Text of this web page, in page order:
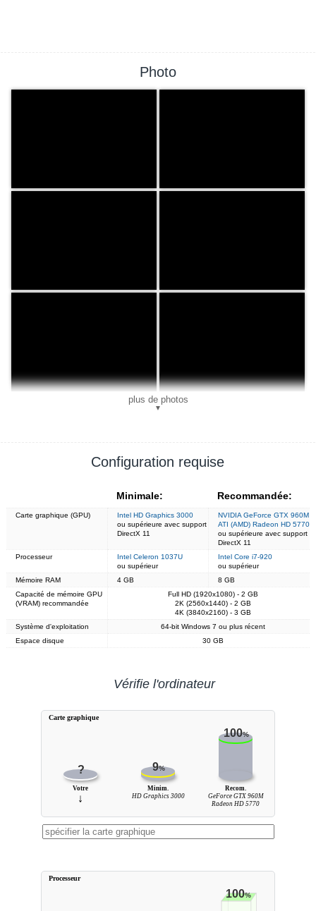
Photo
plus de photos
▼
Configuration requise
Minimale: Recommandée:
Carte graphique (GPU)
Intel HD Graphics 3000
ou supérieure avec support
DirectX 11
NVIDIA GeForce GTX 960M
ATI (AMD) Radeon HD 5770
ou supérieure avec support
DirectX 11
Processeur
Intel Celeron 1037U
ou supérieur
Intel Core i7-920
ou supérieur
Mémoire RAM
4 GB
8 GB
Capacité de mémoire GPU
(VRAM) recommandée
Full HD (1920x1080) - 2 GB
2K (2560x1440) - 2 GB
4K (3840x2160) - 3 GB
Système d'exploitation
64-bit Windows 7 ou plus récent
Espace disque
30 GB
Vérifie l'ordinateur
? 9%
100%
Votre
↓
Minim.
HD Graphics 3000
Recom.
GeForce GTX 960M
Radeon HD 5770
Carte graphique
100%
Processeur